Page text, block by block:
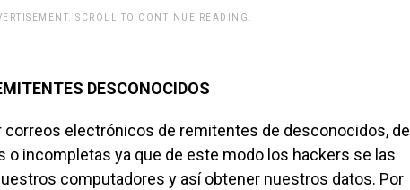
SCROLL TO CONTINUE READING.
DESCONOCIDOS
correos electrónicos de remitentes de desconocidos, de
incompletas ya que de este modo los hackers se las
computadores y así obtener nuestros datos. Por